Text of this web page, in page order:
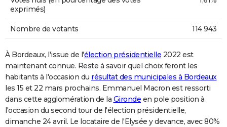
exprimés)
Nombre de votants 114 943
À Bordeaux, l'issue de l'élection présidentielle 2022 est
maintenant connue. Reste à savoir quel choix feront les
habitants à l'occasion du résultat des municipales à Bordeaux
les 15 et 22 mars prochains. Emmanuel Macron est ressorti
dans cette agglomération de la Gironde en pole position à
l'occasion du second tour de l'élection présidentielle,
dimanche 24 avril. Le locataire de l'Elysée y devance, avec 80%